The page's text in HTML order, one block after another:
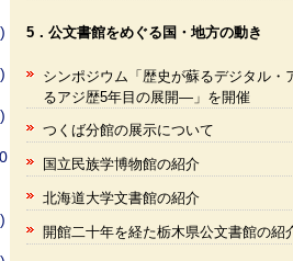
5．公文書館をめぐる国・地方の動き
シンポジウム「歴史が蘇るデジタル
るアジ歴5年目の展開―」を開催
つくば分館の展示について
国立民族学博物館の紹介
北海道大学文書館の紹介
開館二十年を経た栃木県公文書館の紹